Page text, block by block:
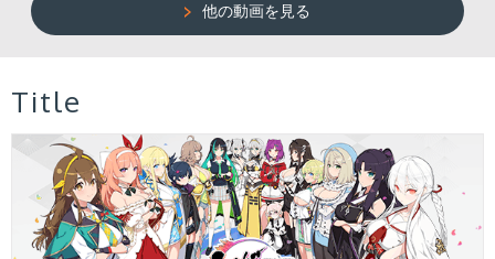
他の動画を見る
Title